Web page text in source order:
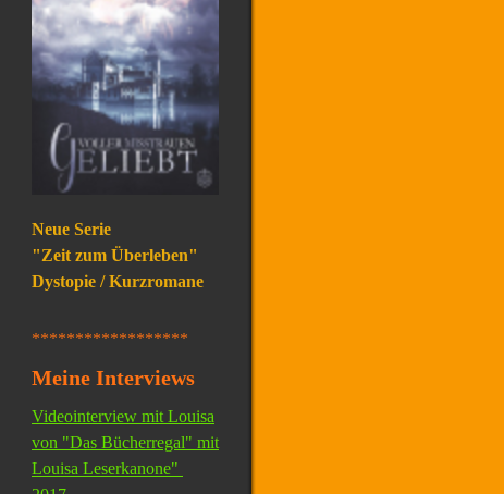
Neue Serie
"Zeit zum Überleben"
Dystopie / Kurzromane
******************
Meine Interviews
Videointerview mit Louisa
von "Das Bücherregal" mit
Louisa Leserkanone"